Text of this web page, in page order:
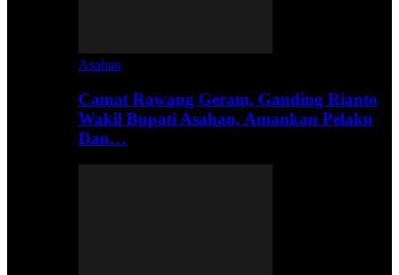
Asahan
Camat Rawang Geram, Ganding Rianto
Wakil Bupati Asahan, Amankan Pelaku
Dan…